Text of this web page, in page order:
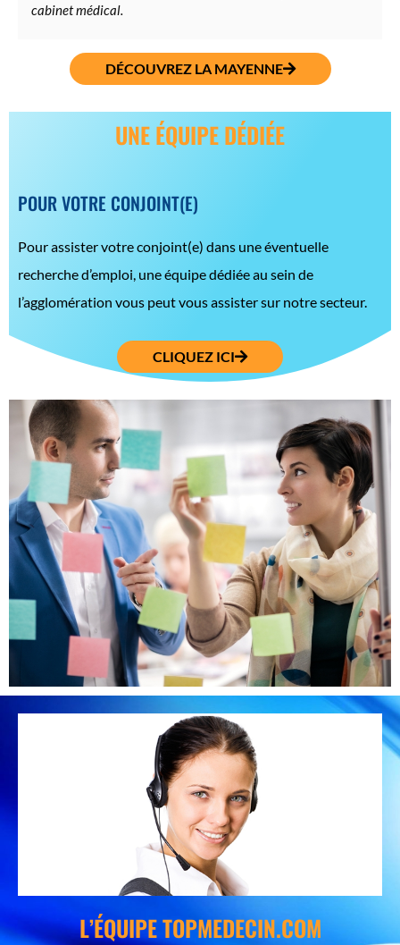
cabinet médical.
DÉCOUVREZ LA MAYENNE
UNE ÉQUIPE DÉDIÉE
POUR VOTRE CONJOINT(E)
Pour assister votre conjoint(e) dans une éventuelle
recherche d’emploi, une équipe dédiée au sein de
l’agglomération vous peut vous assister sur notre secteur.
CLIQUEZ ICI
L’ÉQUIPE TOPMEDECIN.COM